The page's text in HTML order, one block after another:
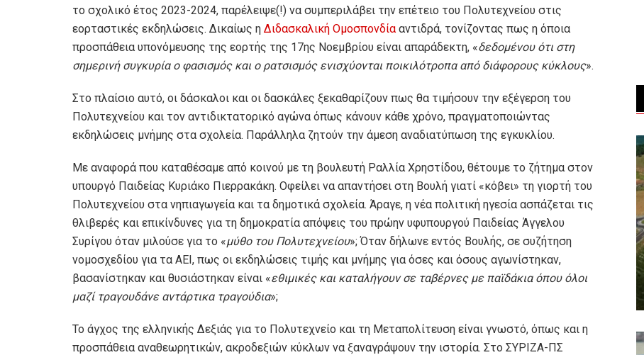
το σχολικό έτος 2023-2024, παρέλειψε(!) να συμπεριλάβει την επέτειο του Πολυτεχνείου στις
εορταστικές εκδηλώσεις. Δικαίως η Διδασκαλική Ομοσπονδία αντιδρά, τονίζοντας πως η όποια
προσπάθεια υπονόμευσης της εορτής της 17ης Νοεμβρίου είναι απαράδεκτη, «δεδομένου ότι στη
σημερινή συγκυρία ο φασισμός και ο ρατσισμός ενισχύονται ποικιλότροπα από διάφορους κύκλους».
Στο πλαίσιο αυτό, οι δάσκαλοι και οι δασκάλες ξεκαθαρίζουν πως θα τιμήσουν την εξέγερση του
Πολυτεχνείου και τον αντιδικτατορικό αγώνα όπως κάνουν κάθε χρόνο, πραγματοποιώντας
εκδηλώσεις μνήμης στα σχολεία. Παράλληλα ζητούν την άμεση αναδιατύπωση της εγκυκλίου.
Με αναφορά που καταθέσαμε από κοινού με τη βουλευτή Ραλλία Χρηστίδου, θέτουμε το ζήτημα στον
υπουργό Παιδείας Κυριάκο Πιερρακάκη. Οφείλει να απαντήσει στη Βουλή γιατί «κόβει» τη γιορτή του
Πολυτεχνείου στα νηπιαγωγεία και τα δημοτικά σχολεία. Άραγε, η νέα πολιτική ηγεσία ασπάζεται τις
θλιβερές και επικίνδυνες για τη δημοκρατία απόψεις του πρώην υφυπουργού Παιδείας Άγγελου
Συρίγου όταν μιλούσε για το «μύθο του Πολυτεχνείου»; Όταν δήλωνε εντός Βουλής, σε συζήτηση
νομοσχεδίου για τα ΑΕΙ, πως οι εκδηλώσεις τιμής και μνήμης για όσες και όσους αγωνίστηκαν,
βασανίστηκαν και θυσιάστηκαν είναι «εθιμικές και καταλήγουν σε ταβέρνες με παϊδάκια όπου όλοι
μαζί τραγουδάνε αντάρτικα τραγούδια»;
Το άγχος της ελληνικής Δεξιάς για το Πολυτεχνείο και τη Μεταπολίτευση είναι γνωστό, όπως και η
προσπάθεια αναθεωρητικών, ακροδεξιών κύκλων να ξαναγράψουν την ιστορία. Στο ΣΥΡΙΖΑ-ΠΣ